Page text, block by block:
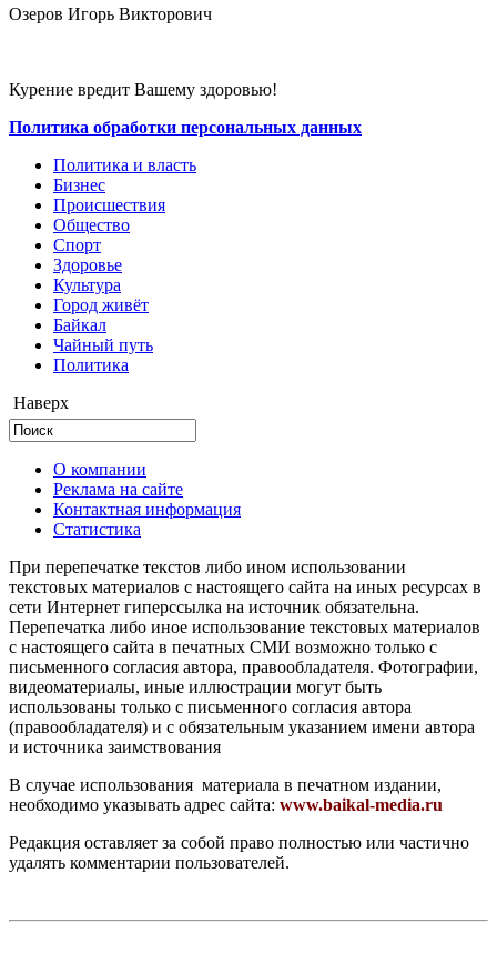
Озеров Игорь Викторович
Курение вредит Вашему здоровью!
Политика обработки персональных данных
Политика и власть
Бизнес
Происшествия
Общество
Cпорт
Здоровье
Культура
Город живёт
Байкал
Чайный путь
Политика
Наверх
О компании
Реклама на сайте
Контактная информация
Статистика
При перепечатке текстов либо ином использовании
текстовых материалов с настоящего сайта на иных ресурсах в
сети Интернет гиперссылка на источник обязательна.
Перепечатка либо иное использование текстовых материалов
с настоящего сайта в печатных СМИ возможно только с
письменного согласия автора, правообладателя. Фотографии,
видеоматериалы, иные иллюстрации могут быть
использованы только с письменного согласия автора
(правообладателя) и с обязательным указанием имени автора
и источника заимствования
В случае использования материала в печатном издании,
необходимо указывать адрес сайта: www.baikal-media.ru
Редакция оставляет за собой право полностью или частично
удалять комментарии пользователей.